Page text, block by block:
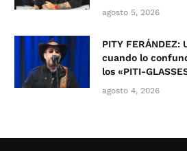
agosto 5, 2026
PITY
cuando lo
los «PITI-
agosto 4, 2026